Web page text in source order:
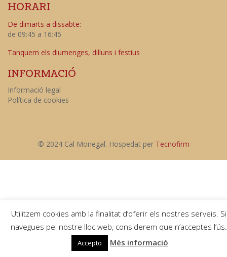
HORARI
De dimarts a dissabte:
de 09:45 a 16:45
Tanquem els diumenges, dilluns i festius
INFORMACIÓ
Informació legal
Política de cookies
© 2024 Cal Monegal. Hospedat per Tecnofirm
Utilitzem cookies amb la finalitat d’oferir els nostres serveis. Si
navegues pel nostre lloc web, considerem que n’acceptes l’ús.
Accepto Més informació